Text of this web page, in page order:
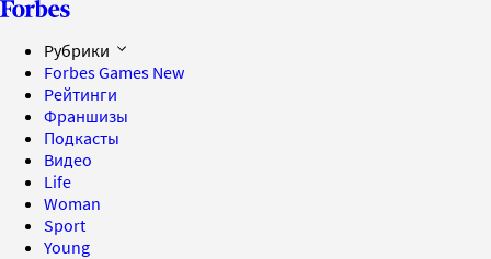
Рубрики
Forbes Games New
Рейтинги
Франшизы
Подкасты
Видео
Life
Woman
Sport
Young